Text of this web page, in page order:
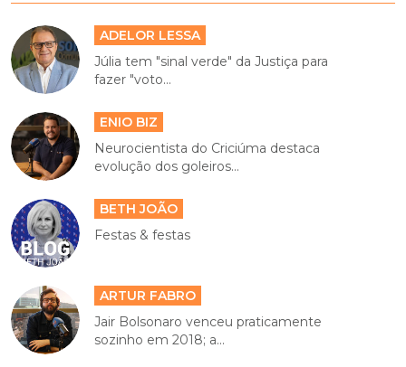
ADELOR LESSA
Júlia tem "sinal verde" da Justiça para
fazer "voto...
ENIO BIZ
Neurocientista do Criciúma destaca
evolução dos goleiros...
BETH JOÃO
Festas & festas
ARTUR FABRO
Jair Bolsonaro venceu praticamente
sozinho em 2018; a...